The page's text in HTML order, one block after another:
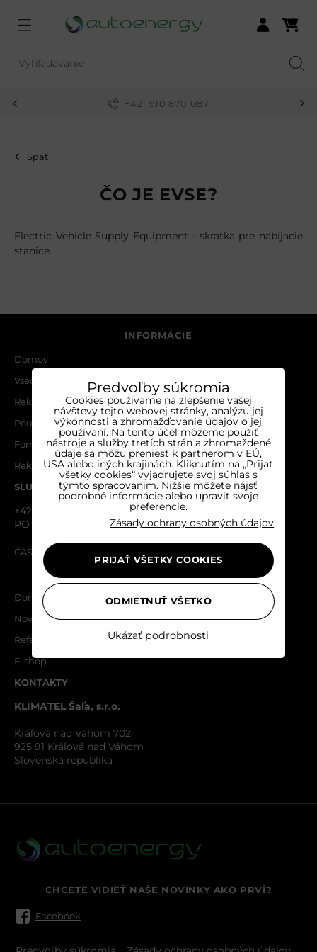
Vyhľadávanie
Prihlásiť sa
+421 910 870 087
Menu
Späť
ČO JE EVSE?
Electric Vehicle Supply Equipment - skratka pre nabíjacie
stanice.
CHCETE VIDIEŤ NAŠE NOVINKY AKO PRVÍ?
Facebook
INFORMÁCIE
Domov
Všeobecné obchodné podmienky
Reklamačný poriadok
Poučenie o ochrane osobných údajov a používaní cookies
Formulár na odstúpenie od zmluvy
Reklamačný formulár
SLUŽBY ZÁKAZNÍKOM
+421 910 870 087
PO - PIA 08:30 - 16:00
ČASTO KLADENÉ OTÁZKY
Domov
Novinky
Referencie
E-shop
KONTAKTY
KLIMATEL Šaľa, s.r.o.
Kráľová nad Váhom 702
925 91 Kráľová nad Váhom
Slovenská republika
Predvoľby súkromia
Cookies používame na zlepšenie vašej
návštevy tejto webovej stránky, analýzu jej
výkonnosti a zhromažďovanie údajov o jej
používaní. Na tento účel môžeme použiť
nástroje a služby tretích strán a zhromaždené
údaje sa môžu preniesť k partnerom v EÚ,
USA alebo iných krajinách. Kliknutím na „Prijať
všetky cookies“ vyjadrujete svoj súhlas s
týmto spracovaním. Nižšie môžete nájsť
podrobné informácie alebo upraviť svoje
preferencie.
Zásady ochrany osobných údajov
Ukázať podrobnosti
PRIJAŤ VŠETKY COOKIES
ODMIETNUŤ VŠETKO